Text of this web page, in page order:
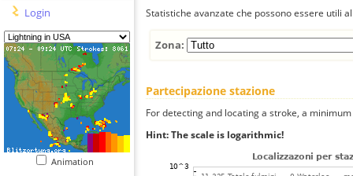
Login
Animation
Statistiche avanzate che possono essere utili
Zona:
Partecipazione stazione
For detecting and locating a stroke, a
Hint: The scale is logarithmic!